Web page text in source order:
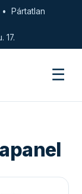
Pártatlan
17.
☰